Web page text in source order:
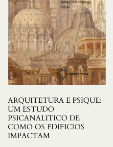
ARQUITETURA E PSIQUE:
UM ESTUDO
PSICANALITICO DE
COMO OS EDIFICIOS
IMPACTAM